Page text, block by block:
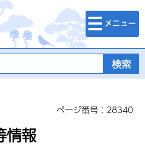
検索・メニュ
ー
ページ番号：28340
情報